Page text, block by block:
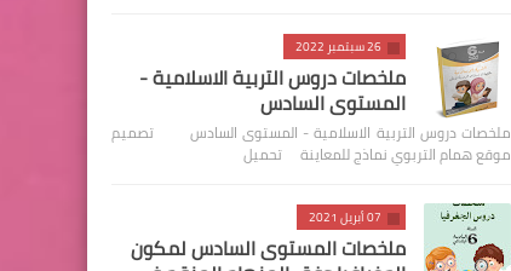
26 سبتمبر 2022
ملخصات دروس التربية الاسلامية -
المستوى السادس
ملخصات دروس التربية الاسلامية - المستوى السادس تصميم
موقع همام التربوي نماذج للمعاينة تحميل
07 أبريل 2021
ملخصات المستوى السادس لمكون